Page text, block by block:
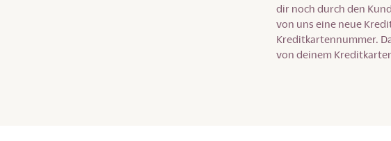
dir noch durch den
von uns eine neue
Kreditkartennummer.
von deinem